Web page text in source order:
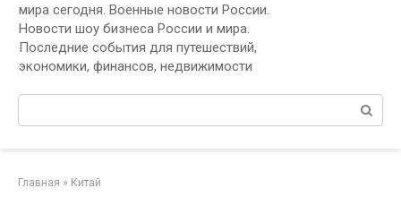
мира сегодня. Военные новости России.
Новости шоу бизнеса России и мира.
Последние события для путешествий,
экономики, финансов, недвижимости
Поиск:
Главная » Китай